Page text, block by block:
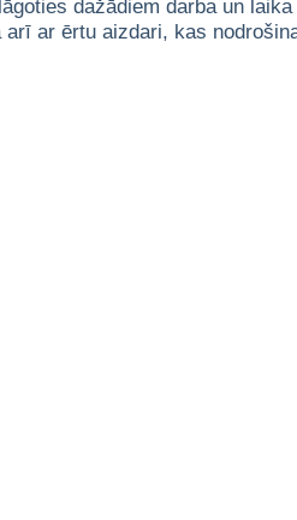
dažādiem darba un
ar ērtu aizdari, kas